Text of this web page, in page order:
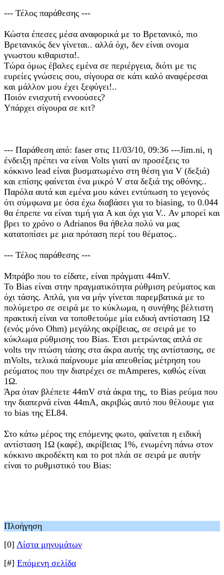
--- Τέλος παράθεσης ---
Κώστα έπεσες μέσα αναφορικά με το Βρετανικό, πιο
Βρετανικός δεν γίνεται.. αλλά όχι, δεν είναι ονομα
γνωστου κιθαριστα!.
Τώρα όμως έβαλες εμένα σε περιέργεια, διότι με τις
ευρείες γνώσεις σου, σίγουρα σε κάτι καλό αναφέρεσαι
και μάλλον μου έχει ξεφύγει!..
Ποιόν ενισχυτή εννοούσες?
Υπάρχει σίγουρα σε κιτ?
--- Παράθεση από: faser στις 11/03/10, 09:36 ---Jim.ni, η
ένδειξη πρέπει να είναι Volts γιατί αν προσέξεις το
κόκκινο lead είναι βυσματωμένο στη θέση για V (δεξιά)
και επίσης φαίνεται ένα μικρό V στα δεξιά της οθόνης..
Παρόλα αυτά και εμένα μου κάνει εντύπωση το γεγονός
ότι σύμφωνα με όσα έχω διαβάσει για το biasing, το 0.044
θα έπρεπε να είναι τιμή για A και όχι για V.. Αν μπορεί και
βρει το χρόνο ο Adrianos θα ήθελα πολύ να μας
κατατοπίσει με μια πρόταση περί του θέματος..
--- Τέλος παράθεσης ---
Μπράβο που το είδατε, είναι πράγματι 44mV.
Το Bias είναι στην πραγματικότητα ρύθμιση ρεύματος και
όχι τάσης. Απλά, για να μήν γίνεται παρεμβατικά με το
πολύμετρο σε σειρά με το κύκλωμα, η συνήθης βέλτιστη
πρακτική είναι να τοποθετούμε μία ειδική αντίσταση 1Ω
(ενός μόνο Ohm) μεγάλης ακρίβειας, σε σειρά με το
κύκλωμα ρύθμισης του Bias. Έτσι μετρώντας απλά σε
volts την πτώση τάσης στα άκρα αυτής της αντίστασης, σε
mVolts, τελικά παίρνουμε μία απευθείας μέτρηση του
ρεύματος που την διατρέχει σε mAmperes, καθώς είναι
1Ω.
Άρα όταν βλέπετε 44mV στά άκρα της, το Bias ρεύμα που
την διαπερνά είναι 44mA, ακριβώς αυτό που θέλουμε για
το bias της EL84.
Στο κάτω μέρος της επόμενης φωτο, φαίνεται η ειδική
αντίσταση 1Ω (καφέ), ακρίβειας 1%, ενωμένη πάνω στον
κόκκινο ακροδέκτη και το pot πλάι σε σειρά με αυτήν
είναι το ρυθμιστικό του Bias:
Πλοήγηση
[0] Λίστα μηνυμάτων
[#] Επόμενη σελίδα